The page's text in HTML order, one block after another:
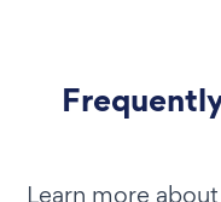
Learn more